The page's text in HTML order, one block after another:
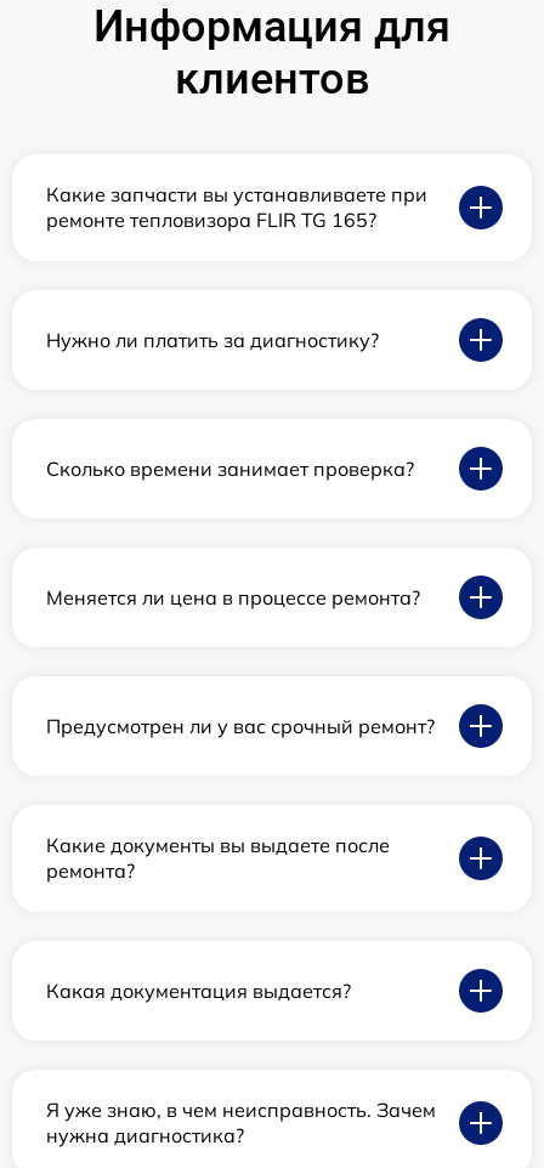
Информация для
клиентов
Какие запчасти вы устанавливаете при
ремонте тепловизора FLIR TG 165?
Нужно ли платить за диагностику?
Сколько времени занимает проверка?
Меняется ли цена в процессе ремонта?
Предусмотрен ли у вас срочный ремонт?
Какие документы вы выдаете после
ремонта?
Какая документация выдается?
Я уже знаю, в чем неисправность. Зачем
нужна диагностика?